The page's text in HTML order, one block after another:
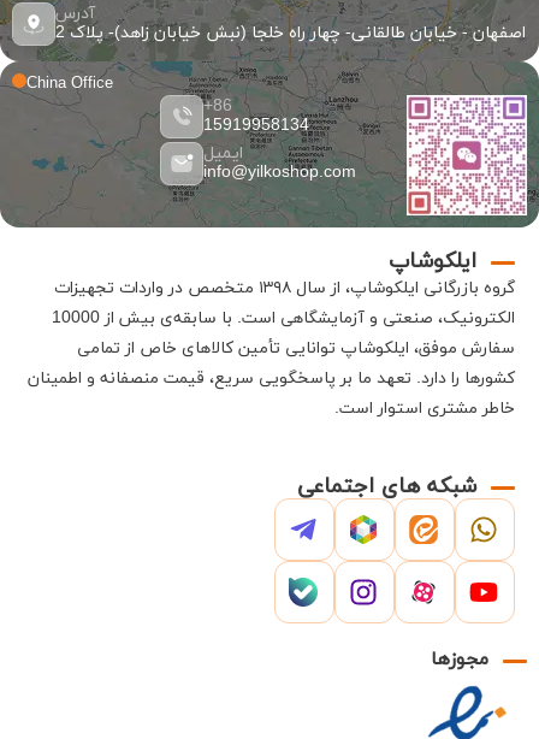
China Office
86+
15919958134
ایمیل
info@yilkoshop.com
آدرس
اصفهان - خیابان طالقانی- چهار راه خلجا (نبش خیابان زاهد)- پلاک 2
ایلکوشاپ
گروه بازرگانی ایلکوشاپ
، از سال ۱۳۹۸ متخصص در واردات تجهیزات
الکترونیک، صنعتی و آزمایشگاهی است.
با سابقه‌ی بیش از 10000
سفارش موفق، ایلکوشاپ توانایی تأمین کالاهای خاص از تمامی
کشورها را دارد. تعهد ما بر پاسخگویی سریع، قیمت منصفانه و اطمینان
خاطر مشتری استوار است.
شبکه های اجتماعی
مجوزها